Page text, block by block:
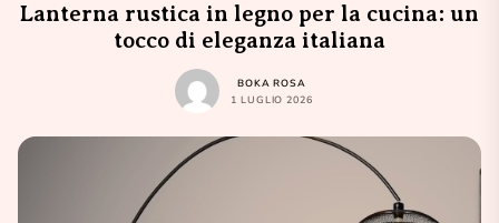
Lanterna rustica in legno per la cucina: un
tocco di eleganza italiana
BOKA ROSA
1 LUGLIO 2026